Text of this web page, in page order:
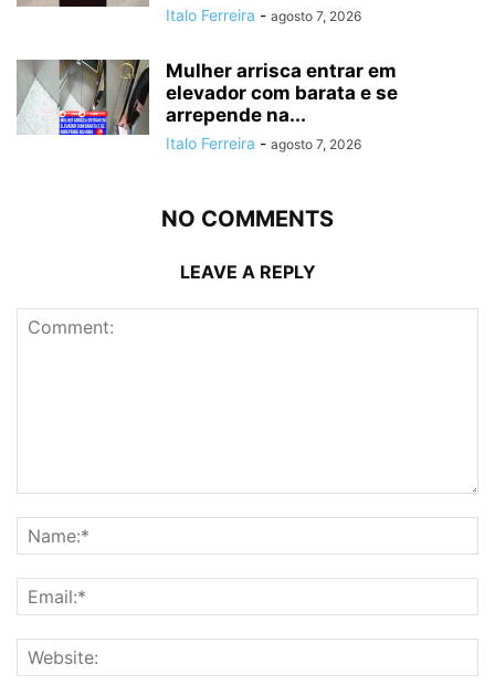
Italo Ferreira - agosto 7, 2026
Mulher arrisca entrar em
elevador com barata e se
arrepende na...
Italo Ferreira - agosto 7, 2026
NO COMMENTS
LEAVE A REPLY